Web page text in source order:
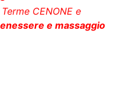
e massaggio